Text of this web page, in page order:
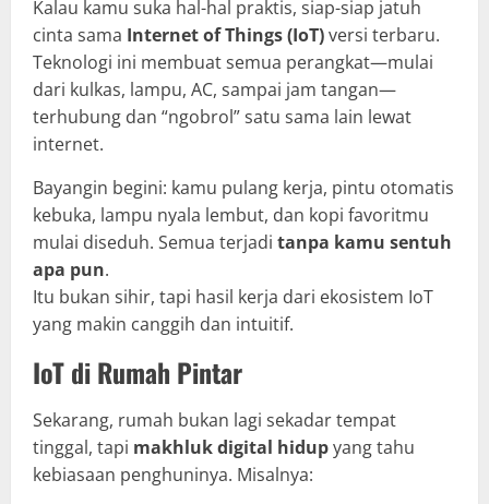
Kalau kamu suka hal-hal praktis, siap-siap jatuh
cinta sama Internet of Things (IoT)versi terbaru.
Teknologi ini membuat semua perangkat—mulai
dari kulkas, lampu, AC, sampai jam tangan—
terhubung dan “ngobrol” satu sama lain lewat
internet.
Bayangin begini: kamu pulang kerja, pintu otomatis
kebuka, lampu nyala lembut, dan kopi favoritmu
mulai diseduh. Semua terjadi tanpa kamu sentuh
apa pun.
Itu bukan sihir, tapi hasil kerja dari ekosistem IoT
yang makin canggih dan intuitif.
IoT di Rumah Pintar
Sekarang, rumah bukan lagi sekadar tempat
tinggal, tapi makhluk digital hidupyang tahu
kebiasaan penghuninya. Misalnya: